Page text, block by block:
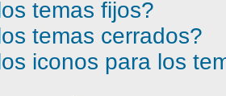
temas fijos?
temas cerrados?
iconos para los